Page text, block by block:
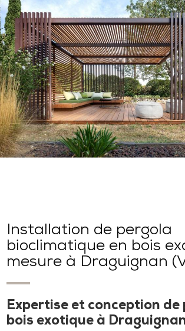
Installation de pergola
bioclimatique en bois
mesure à Draguignan
Expertise et conception de
bois exotique à